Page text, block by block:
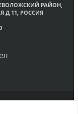
РАЙОН,
Д 11, РОССИЯ
«Супер Книги»